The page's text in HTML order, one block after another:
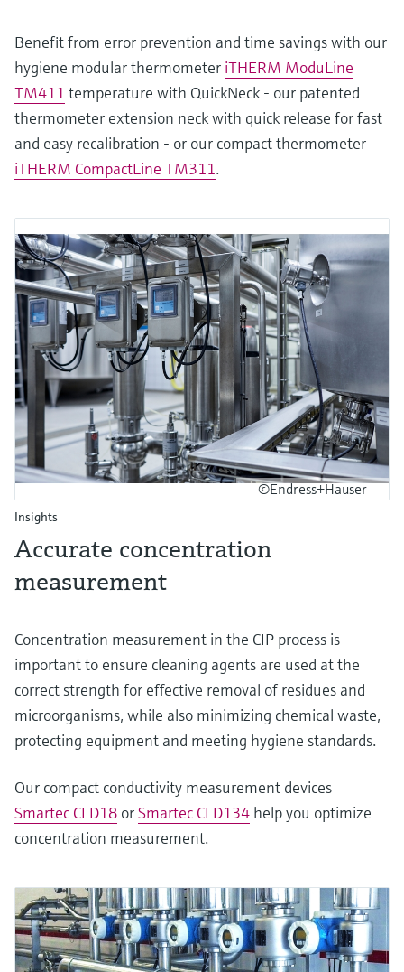
Benefit from error prevention and time savings with our
hygiene modular thermometer iTHERM ModuLine
TM411 temperature with QuickNeck - our patented
thermometer extension neck with quick release for fast
and easy recalibration - or our compact thermometer
iTHERM CompactLine TM311.
©Endress+Hauser
Insights
Accurate concentration
measurement
Concentration measurement in the CIP process is
important to ensure cleaning agents are used at the
correct strength for effective removal of residues and
microorganisms, while also minimizing chemical waste,
protecting equipment and meeting hygiene standards.
Our compact conductivity measurement devices
Smartec CLD18 orSmartec CLD134 help you optimize
concentration measurement.